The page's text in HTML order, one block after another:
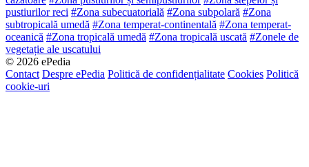
pustiurilor reci #Zona subecuatorială #Zona subpolară #Zona
subtropicală umedă #Zona temperat-continentală #Zona temperat-
oceanică #Zona tropicală umedă #Zona tropicală uscată #Zonele de
vegetație ale uscatului
© 2026 ePedia
Contact Despre ePedia Politică de confidențialitate Cookies Politică
cookie-uri